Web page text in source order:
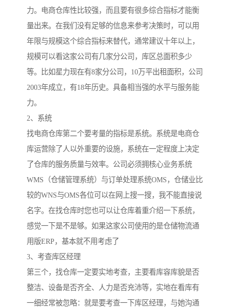
力。电商仓库性比较强，而且要有很多综合指标才能衡
量出来。在我们没有足够的信息来参考决策时，可以用
年限与规模这个综合指标来替代，通常建议十年以上，
规模可以看这家公司有几家分公司，库区总面积多少
等。比如星力现在有8家分公司，10万平出租面积，公司
2003年成立，有18年历史。具备相当强的水平与服务能
力。
2、系统
找电商仓库第二个要考量的指标是系统。系统是电商仓
库运营除了人以外重要的设施，系统在一定程度上决定
了仓库的服务质量与效率。公司必须拥核心业务系统
WMS（仓储管理系统）与订单处理系统OMS，仓储业比
较的WNS与OMS各位可以在网上搜一搜，我不能直接说
名字。在找仓库时您也可以让仓库着重介绍一下系统，
感觉一下是不是够。如果这家公司使用的是仓储物流通
用版ERP，基本就不用考虑了
3、考查库区经理
第三个，找仓库一定要实地考查，主要看库容库貌是否
整洁、设备是否齐全、人力是否充沛等，实地在看库有
一细经常被忽略：就是要考查一下库区经理，与她沟通